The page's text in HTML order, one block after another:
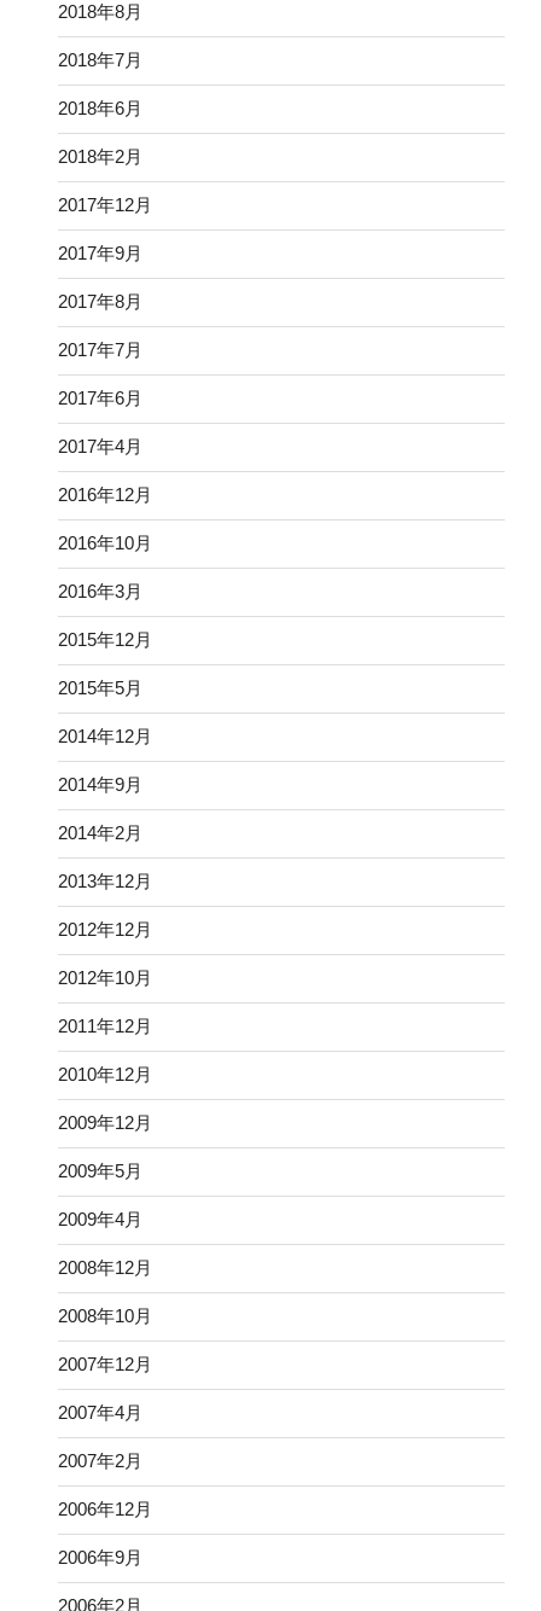
2018年8月
2018年7月
2018年6月
2018年2月
2017年12月
2017年9月
2017年8月
2017年7月
2017年6月
2017年4月
2016年12月
2016年10月
2016年3月
2015年12月
2015年5月
2014年12月
2014年9月
2014年2月
2013年12月
2012年12月
2012年10月
2011年12月
2010年12月
2009年12月
2009年5月
2009年4月
2008年12月
2008年10月
2007年12月
2007年4月
2007年2月
2006年12月
2006年9月
2006年2月